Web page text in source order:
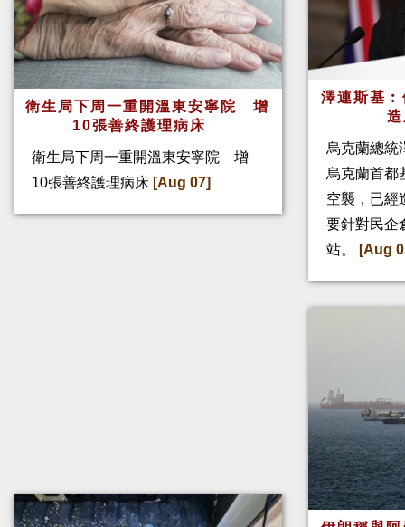
衛生局下周一重開溫東安寧院 增
10張善終護理病床
衛生局下周一重開溫東安寧院 增
10張善終護理病床 [Aug 07]
澤連斯基
烏克蘭總統
烏克蘭首都
空襲，已經
要針對民企
站。
[Aug